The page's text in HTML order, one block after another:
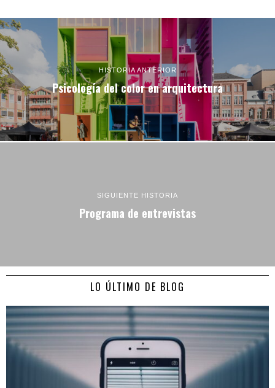
HISTORIA ANTERIOR
Psicología del color en arquitectura
SIGUIENTE HISTORIA
Programa de entrevistas
LO ÚLTIMO DE BLOG